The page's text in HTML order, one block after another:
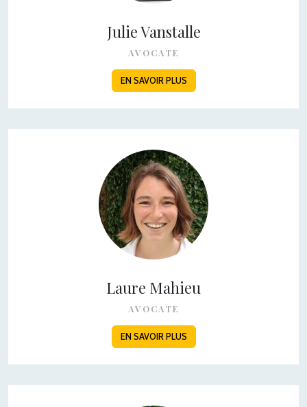
Julie Vanstalle
AVOCATE
EN SAVOIR PLUS
Laure Mahieu
AVOCATE
EN SAVOIR PLUS